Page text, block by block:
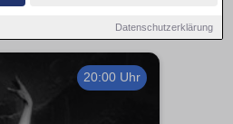
Datenschutzerklärung
20:00 Uhr